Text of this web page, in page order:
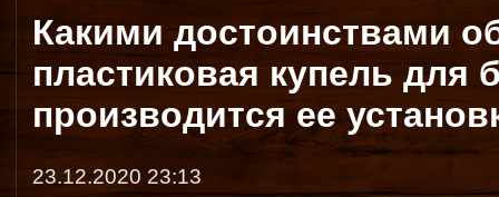
Какими достоинствами
пластиковая купель для
производится ее
23.12.2020 23:13